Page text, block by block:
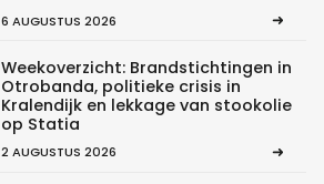
6 AUGUSTUS 2026
Weekoverzicht: Brandstichtingen in
Otrobanda, politieke crisis in
Kralendijk en lekkage van stookolie
op Statia
2 AUGUSTUS 2026